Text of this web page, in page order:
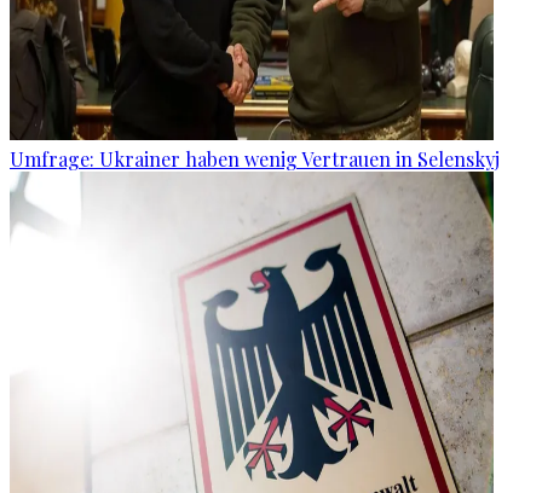
Umfrage: Ukrainer haben wenig Vertrauen in Selenskyj